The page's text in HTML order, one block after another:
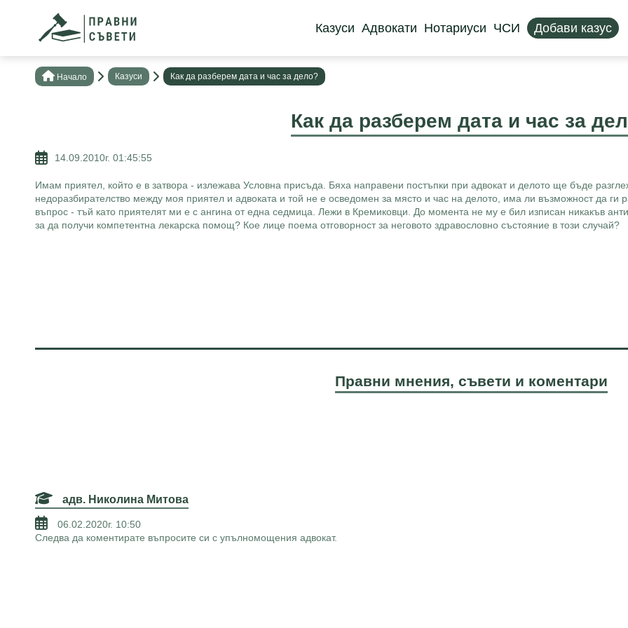
Казуси Адвокати Нотариуси ЧСИ Добави казус
Нaчало Казуси Как да разберем дата и час за дело?
Как да разберем дата и час за
14.09.2010г. 01:45:55
Имам приятел, който е в затвора - излежава Условна присъда. Бяха направени постъпки при адвокат и делото ще бъде
недоразбирателство между моя приятел и адвоката и той не е осведомен за място и час на делото, има ли възможност да
въпрос - тъй като приятелят ми е с ангина от една седмица. Лежи в Кремиковци. До момента не му е бил изписан никакъв
за да получи компетентна лекарска помощ? Кое лице поема отговорност за неговото здравословно състояние в този случай?
Правни мнения, съвети и коментари
адв. Николина Митова
06.02.2020г. 10:50
Следва да коментирате въпросите си с упълномощения адвокат.